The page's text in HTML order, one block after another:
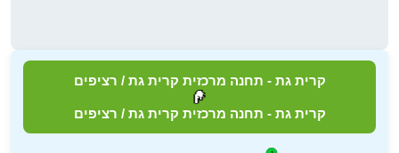
קרית גת - תחנה מרכזית קרית גת / רציפים
קרית גת - תחנה מרכזית קרית גת / רציפים